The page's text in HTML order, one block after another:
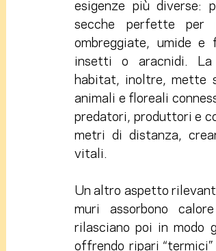
esigenze più diverse:
secche perfette
ombreggiate, umide e
insetti o aracnidi. La
habitat, inoltre, mette
animali e floreali
predatori, produttori e
metri di distanza,
vitali.
Un altro aspetto
muri assorbono
rilasciano poi in modo
offrendo ripari